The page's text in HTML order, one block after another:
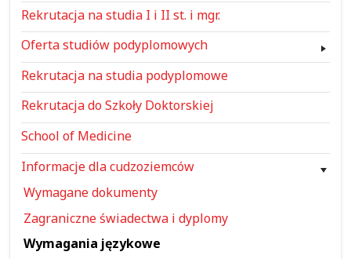
Rekrutacja na studia I i II st. i mgr.
Oferta studiów podyplomowych
Rekrutacja na studia podyplomowe
Rekrutacja do Szkoły Doktorskiej
School of Medicine
Informacje dla cudzoziemców
Wymagane dokumenty
Zagraniczne świadectwa i dyplomy
Wymagania językowe